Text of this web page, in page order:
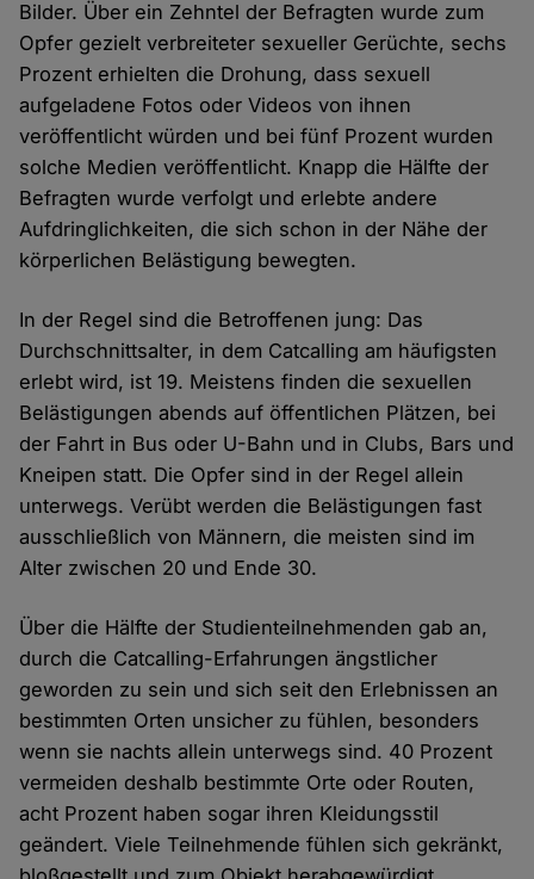
Bilder. Über ein Zehntel der Befragten wurde zum
Opfer gezielt verbreiteter sexueller Gerüchte, sechs
Prozent erhielten die Drohung, dass sexuell
aufgeladene Fotos oder Videos von ihnen
veröffentlicht würden und bei fünf Prozent wurden
solche Medien veröffentlicht. Knapp die Hälfte der
Befragten wurde verfolgt und erlebte andere
Aufdringlichkeiten, die sich schon in der Nähe der
körperlichen Belästigung bewegten.
In der Regel sind die Betroffenen jung: Das
Durchschnittsalter, in dem Catcalling am häufigsten
erlebt wird, ist 19. Meistens finden die sexuellen
Belästigungen abends auf öffentlichen Plätzen, bei
der Fahrt in Bus oder U-Bahn und in Clubs, Bars und
Kneipen statt. Die Opfer sind in der Regel allein
unterwegs. Verübt werden die Belästigungen fast
ausschließlich von Männern, die meisten sind im
Alter zwischen 20 und Ende 30.
Über die Hälfte der Studienteilnehmenden gab an,
durch die Catcalling-Erfahrungen ängstlicher
geworden zu sein und sich seit den Erlebnissen an
bestimmten Orten unsicher zu fühlen, besonders
wenn sie nachts allein unterwegs sind. 40 Prozent
vermeiden deshalb bestimmte Orte oder Routen,
acht Prozent haben sogar ihren Kleidungsstil
geändert. Viele Teilnehmende fühlen sich gekränkt,